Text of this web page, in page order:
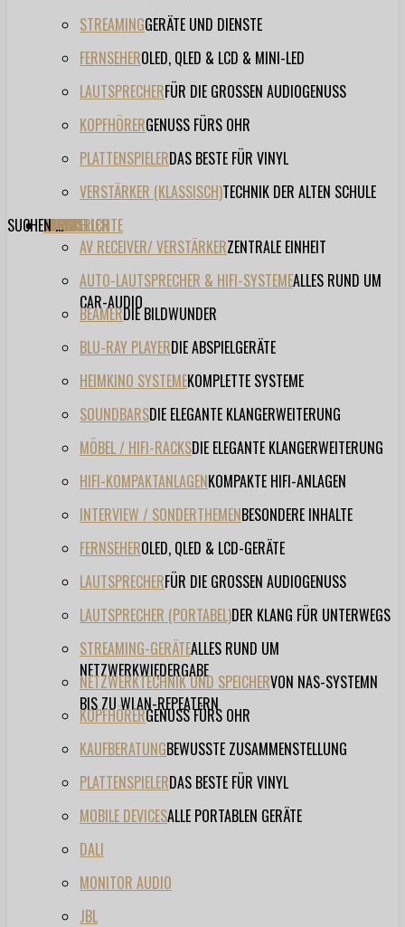
STREAMINGGERÄTE UND DIENSTE
FERNSEHEROLED, QLED & LCD & MINI-LED
LAUTSPRECHERFÜR DIE GROSSEN AUDIOGENUSS
KOPFHÖRERGENUSS FÜRS OHR
PLATTENSPIELERDAS BESTE FÜR VINYL
VERSTÄRKER (KLASSISCH)TECHNIK DER ALTEN SCHULE
TESTBERICHTE
AV RECEIVER/ VERSTÄRKERZENTRALE EINHEIT
AUTO-LAUTSPRECHER & HIFI-SYSTEMEALLES RUND UM
CAR-AUDIO
BEAMERDIE BILDWUNDER
BLU-RAY PLAYERDIE ABSPIELGERÄTE
HEIMKINO SYSTEMEKOMPLETTE SYSTEME
SOUNDBARSDIE ELEGANTE KLANGERWEITERUNG
MÖBEL / HIFI-RACKSDIE ELEGANTE KLANGERWEITERUNG
HIFI-KOMPAKTANLAGENKOMPAKTE HIFI-ANLAGEN
INTERVIEW / SONDERTHEMENBESONDERE INHALTE
FERNSEHEROLED, QLED & LCD-GERÄTE
LAUTSPRECHERFÜR DIE GROSSEN AUDIOGENUSS
LAUTSPRECHER (PORTABEL)DER KLANG FÜR UNTERWEGS
STREAMING-GERÄTEALLES RUND UM
NETZWERKWIEDERGABE
NETZWERKTECHNIK UND SPEICHERVON NAS-SYSTEMN
BIS ZU WLAN-REPEATERN
KOPFHÖRERGENUSS FÜRS OHR
KAUFBERATUNGBEWUSSTE ZUSAMMENSTELLUNG
PLATTENSPIELERDAS BESTE FÜR VINYL
MOBILE DEVICESALLE PORTABLEN GERÄTE
FORUM
FILME
VIDEOS
HERSTELLER
DALI
MONITOR AUDIO
JBL
EVENT
SUCHEN ...